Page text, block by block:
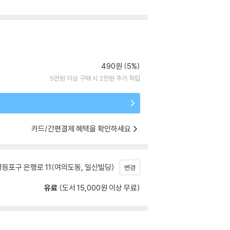
490원 (5%)
5만원 이상 구매 시 2천원 추가 적립
카드/간편결제 혜택을 확인하세요
포구 은행로 11(여의도동, 일신빌딩) 변경
유료 (도서 15,000원 이상 무료)